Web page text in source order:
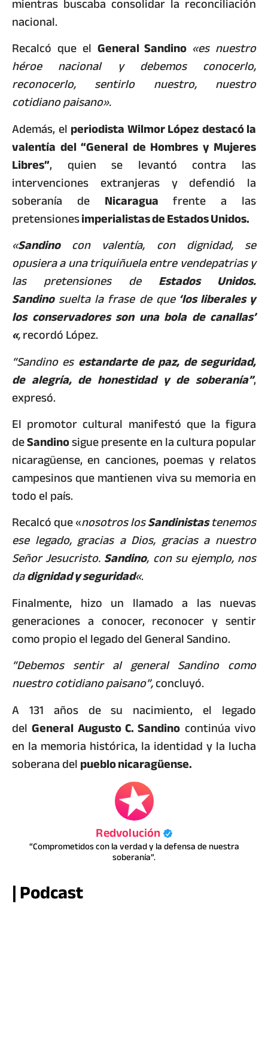
nacional.
Recalcó que el General Sandino «es nuestro
héroe nacional y debemos conocerlo,
reconocerlo, sentirlo nuestro, nuestro
cotidiano paisano».
Además, elperiodista Wilmor López destacó la
valentía del “General de Hombres y Mujeres
Libres”, quien se levantó contra las
intervenciones extranjeras y defendió la
soberanía de Nicaragua frente a las
pretensionesimperialistas de Estados Unidos.
«Sandinocon valentía, con dignidad, se
opusiera a una triquiñuela entre vendepatrias y
las pretensiones de Estados Unidos.
Sandinosuelta la frase de que‘los liberales y
los conservadores son una bola de canallas’
«,recordó López.
“Sandino es estandarte de paz, de seguridad,
de alegría, de honestidad y de soberanía”,
expresó.
El promotor cultural manifestó que la figura
deSandinosigue presente en la cultura popular
nicaragüense, en canciones, poemas y relatos
campesinos que mantienen viva su memoria en
todo el país.
Recalcó que «nosotros losSandinistastenemos
ese legado, gracias a Dios, gracias a nuestro
Señor Jesucristo.Sandino, con su ejemplo, nos
dadignidad y seguridad«.
Finalmente, hizo un llamado a las nuevas
generaciones a conocer, reconocer y sentir
como propio el legado del General Sandino.
“Debemos sentir al general Sandino como
nuestro cotidiano paisano”,concluyó.
A 131 años de su nacimiento, el legado
delGeneral Augusto C. Sandino continúa vivo
en la memoria histórica, la identidad y la lucha
soberana delpueblo nicaragüense.
Redvolución
“Comprometidos con la verdad y la defensa de nuestra
soberanía”.
| Podcast